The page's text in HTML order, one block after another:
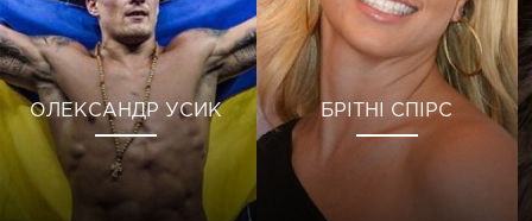
ОЛЕКСАНДР УСИК БРІТНІ СПІРС